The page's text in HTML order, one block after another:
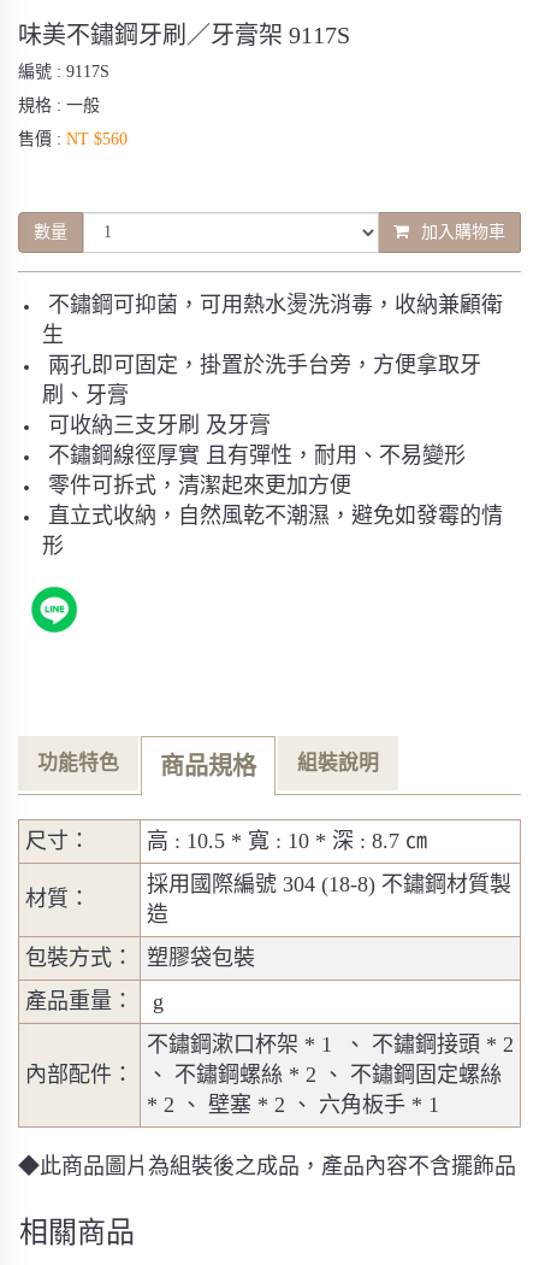
味美不鏽鋼牙刷／牙膏架 9117S
編號 : 9117S
規格 : 一般
售價 : NT $560
數量 加入購物車
不鏽鋼可抑菌，可用熱水燙洗消毒，收納兼顧衛
生
兩孔即可固定，掛置於洗手台旁，方便拿取牙
刷、牙膏
可收納三支牙刷 及牙膏
不鏽鋼線徑厚實 且有彈性，耐用、不易變形
零件可拆式，清潔起來更加方便
直立式收納，自然風乾不潮濕，避免如發霉的情
形
功能特色 商品規格 組裝說明
尺寸： 高 : 10.5 * 寬 : 10 * 深 : 8.7 ㎝
材質：
採用國際編號 304 (18-8) 不鏽鋼材質製
造
包裝方式：
塑膠袋包裝
產品重量：
g
內部配件：
不鏽鋼漱口杯架 * 1 、 不鏽鋼接頭 * 2
、 不鏽鋼螺絲 * 2 、 不鏽鋼固定螺絲
* 2 、 壁塞 * 2 、 六角板手 * 1
◆此商品圖片為組裝後之成品，產品內容不含擺飾品
相關商品